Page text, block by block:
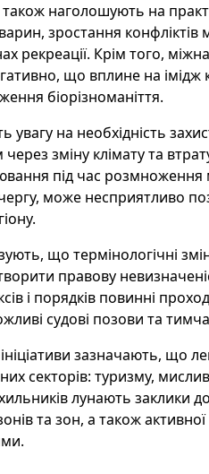
наголошують на
зростання
рекреації. Крім того,
що вплине на імідж
біорізноманіття.
увагу на необхідність
зміну клімату та
під час
може несприятливо
що термінологічні
правову
і порядків повинні
судові позови та
зазначають, що
секторів: туризму,
лунають заклики
та зон, а також